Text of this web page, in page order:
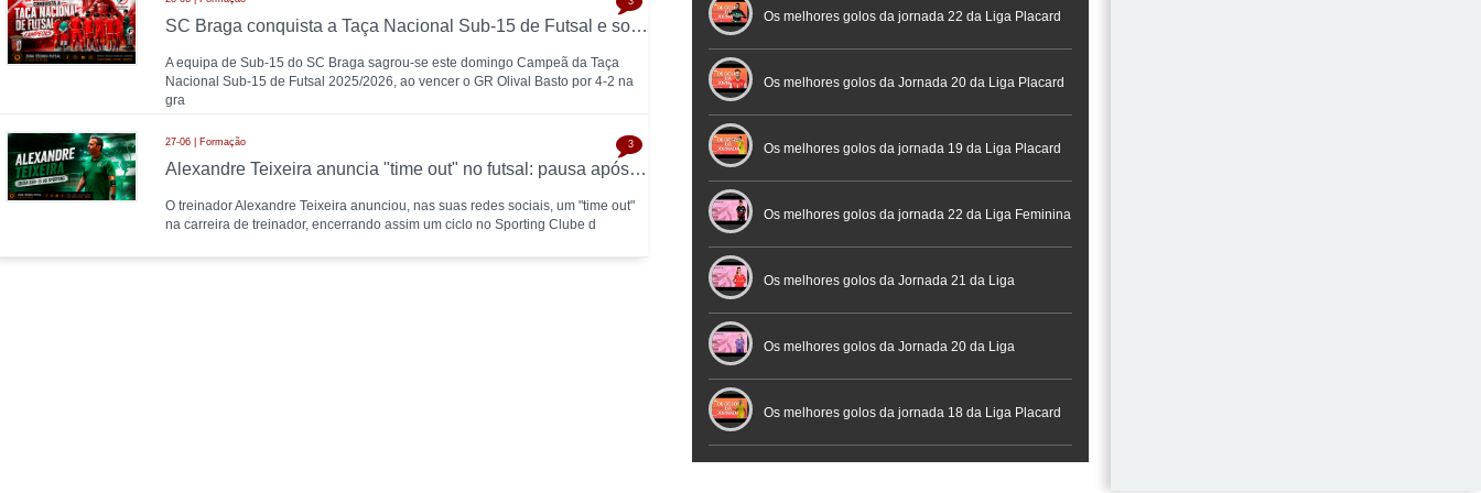
SC Braga conquista a Taça Nacional Sub-15 de Futsal e sobe ao Campeonato Nacional 26/27
A equipa de Sub-15 do SC Braga sagrou-se este domingo Campeã da Taça
Nacional Sub-15 de Futsal 2025/2026, ao vencer o GR Olival Basto por 4-2 na
gra
27-06 | Formação
Alexandre Teixeira anuncia "time out" no futsal: pausa após título de Campeão Nacional pelo Sporting CP
O treinador Alexandre Teixeira anunciou, nas suas redes sociais, um "time out"
na carreira de treinador, encerrando assim um ciclo no Sporting Clube d
3
Futebol
Futsal | Documentário
Os melhores golos da jornada 22 da Liga Placard
Os melhores golos da Jornada 20 da Liga Placard
Futsal
Os melhores golos da jornada 19 da Liga Placard
Os melhores golos da jornada 22 da Liga Feminina
Placard
Os melhores golos da Jornada 21 da Liga
Feminina Placard
Os melhores golos da Jornada 20 da Liga
Feminina Placard
Os melhores golos da jornada 18 da Liga Placard